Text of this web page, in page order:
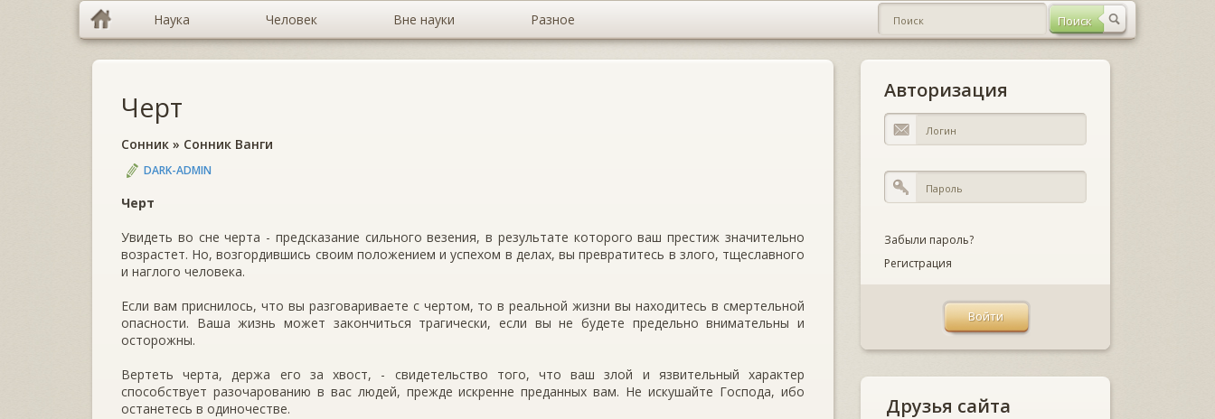
Наука Человек Вне науки Разное
Черт
Сонник » Сонник Ванги
DARK-ADMIN
Черт
Увидеть во сне черта - предсказание сильного везения, в результате которого ваш престиж значительно
возрастет. Но, возгордившись своим положением и успехом в делах, вы превратитесь в злого, тщеславного
и наглого человека.
Если вам приснилось, что вы разговариваете с чертом, то в реальной жизни вы находитесь в смертельной
опасности. Ваша жизнь может закончиться трагически, если вы не будете предельно внимательны и
осторожны.
Вертеть черта, держа его за хвост, - свидетельство того, что ваш злой и язвительный характер
способствует разочарованию в вас людей, прежде искренне преданных вам. Не искушайте Господа, ибо
останетесь в одиночестве.
Авторизация
Забыли пароль?
Регистрация
Друзья сайта